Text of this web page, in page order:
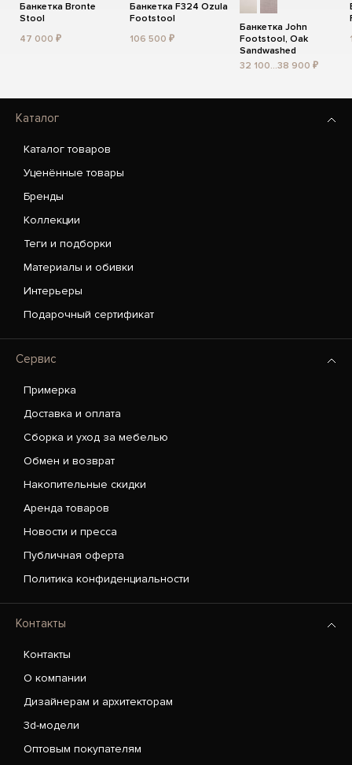
Банкетка Bronte
Stool
47 000 ₽
Банкетка F324 Ozula
Footstool
106 500 ₽
Банкетка John
Footstool, Oak
Sandwashed
32 100...38 900 ₽
Каталог
Каталог товаров
Уценённые товары
Бренды
Коллекции
Теги и подборки
Материалы и обивки
Интерьеры
Подарочный сертификат
Сервис
Примерка
Доставка и оплата
Сборка и уход за мебелью
Обмен и возврат
Накопительные скидки
Аренда товаров
Новости и пресса
Публичная оферта
Политика конфиденциальности
Контакты
Контакты
О компании
Дизайнерам и архитекторам
3d-модели
Оптовым покупателям